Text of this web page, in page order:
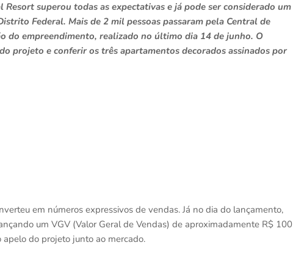
superou todas as expectativas e já pode ser considerado um
Federal. Mais de 2 mil pessoas passaram pela Central de
do empreendimento, realizado no último dia 14 de junho. O
projeto e conferir os três apartamentos decorados assinados por
em números expressivos de vendas. Já no dia do lançamento,
um VGV (Valor Geral de Vendas) de aproximadamente R$ 100
do projeto junto ao mercado.